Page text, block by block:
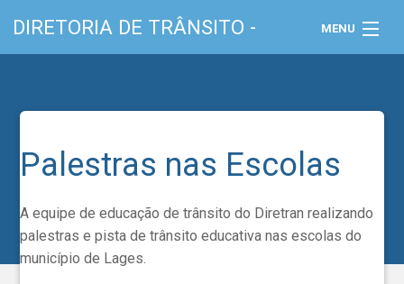
DIRETORIA DE TRÂNSITO - MENU
Downloads
Palestras nas Escolas
A equipe de educação de trânsito do Diretran realizando
palestras e pista de trânsito educativa nas escolas do
município de Lages.